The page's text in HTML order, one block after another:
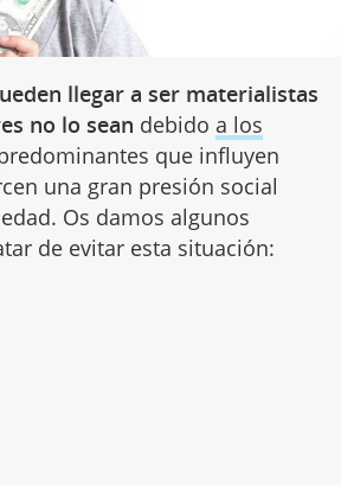
llegar a ser materialistas
no lo sean debido a los
que influyen
una gran presión social
Os damos algunos
de evitar esta situación: